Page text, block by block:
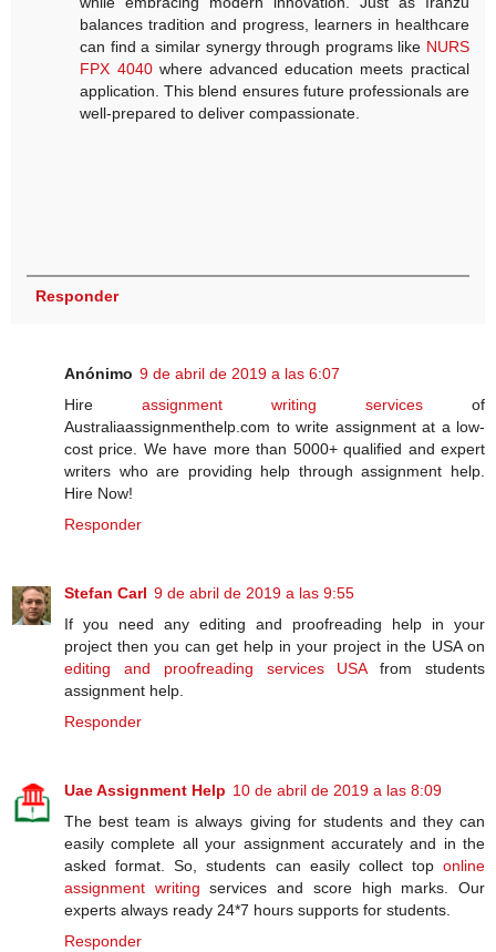
balances tradition and progress, learners in healthcare
can find a similar synergy through programs like NURS
FPX 4040 where advanced education meets practical
application. This blend ensures future professionals are
well-prepared to deliver compassionate.
Responder
Anónimo 9 de abril de 2019 a las 6:07
Hire assignment writing services of
Australiaassignmenthelp.com to write assignment at a low-
cost price. We have more than 5000+ qualified and expert
writers who are providing help through assignment help.
Hire Now!
Responder
Stefan Carl 9 de abril de 2019 a las 9:55
If you need any editing and proofreading help in your
project then you can get help in your project in the USA on
editing and proofreading services USAfrom students
assignment help.
Responder
Uae Assignment Help 10 de abril de 2019 a las 8:09
The best team is always giving for students and they can
easily complete all your assignment accurately and in the
asked format. So, students can easily collect top online
assignment writing services and score high marks. Our
experts always ready 24*7 hours supports for students.
Responder